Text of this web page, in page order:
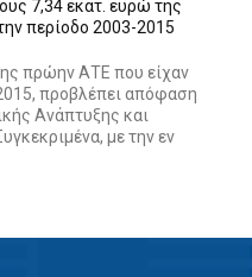
7,34 εκατ. ευρώ της
περίοδο 2003-2015
πρώην ΑΤΕ που είχαν
προβλέπει απόφαση
Ανάπτυξης και
με την εν